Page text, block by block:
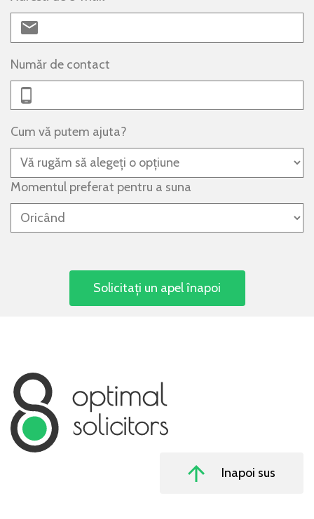
Număr de contact
Cum vă putem ajuta?
Momentul preferat pentru a suna
Inapoi sus